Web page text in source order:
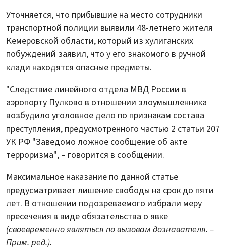
Уточняется, что прибывшие на место сотрудники
транспортной полиции выявили 48-летнего жителя
Кемеровской области, который из хулиганских
побуждений заявил, что у его знакомого в ручной
клади находятся опасные предметы.
"Следствие линейного отдела МВД России в
аэропорту Пулково в отношении злоумышленника
возбудило уголовное дело по признакам состава
преступления, предусмотренного частью 2 статьи 207
УК РФ "Заведомо ложное сообщение об акте
терроризма", – говорится в сообщении.
Максимальное наказание по данной статье
предусматривает лишение свободы на срок до пяти
лет. В отношении подозреваемого избрали меру
пресечения в виде обязательства о явке
(своевременно являться по вызовам дознавателя. –
Прим. ред.).